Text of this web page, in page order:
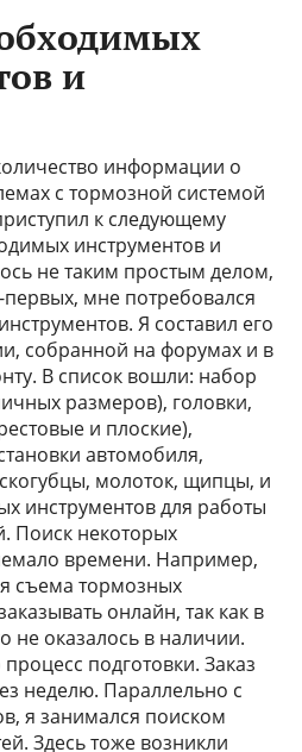
и
информации о
с тормозной системой
к следующему
инструментов и
не таким простым делом,
первых, мне потребовался
Я составил его
собранной на форумах и в
В список вошли: набор
размеров), головки,
и плоские),
автомобиля,
молоток, щипцы, и
инструментов для работы
Поиск некоторых
времени. Например,
съема тормозных
онлайн, так как в
не оказалось в наличии.
подготовки. Заказ
неделю. Параллельно с
я занимался поиском
Здесь тоже возникли